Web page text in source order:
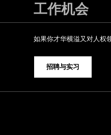
工作机会
如果你才华横溢又对人权
招聘与实习